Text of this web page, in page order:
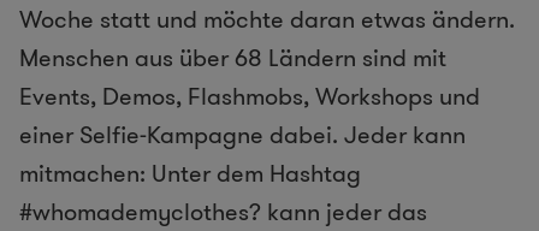
Woche statt und möchte daran etwas ändern.
Menschen aus über 68 Ländern sind mit
Events, Demos, Flashmobs, Workshops und
einer Selfie-Kampagne dabei. Jeder kann
mitmachen: Unter dem Hashtag
#whomademyclothes? kann jeder das